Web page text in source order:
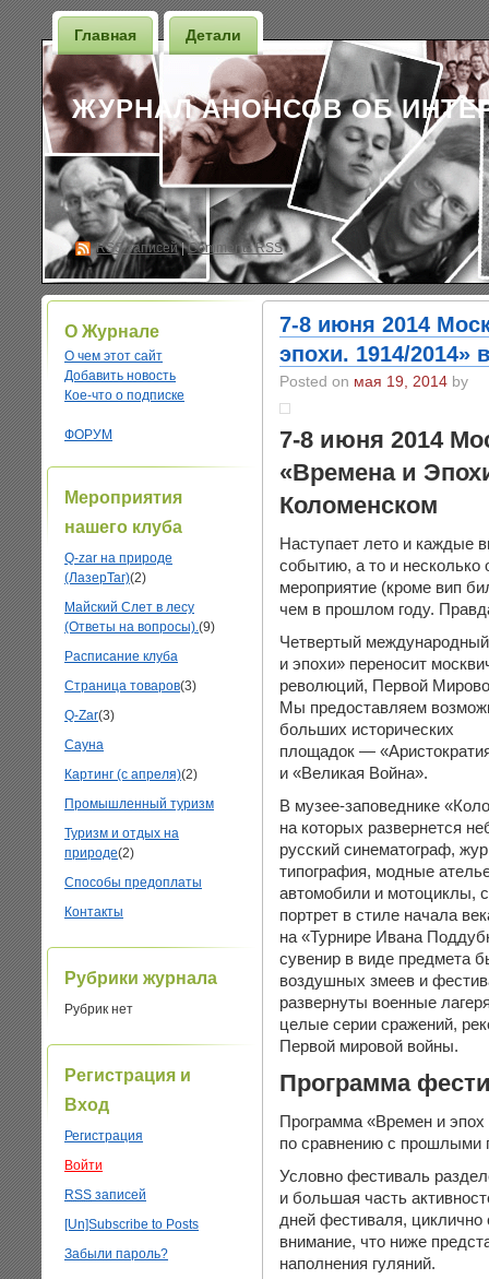
Главная Детали
ЖУРНАЛ АНОНСОВ ОБ
RSSзаписей|Comments RSS
О Журнале
О чем этот сайт
Добавить новость
Кое-что о подписке
ФОРУМ
Мероприятия
нашего клуба
Q-zar на природе
(ЛазерТаг)(2)
Майский Слет в лесу
(Ответы на вопросы).(9)
Расписание клуба
Страница товаров(3)
Q-Zar(3)
Сауна
Картинг (с апреля)(2)
Промышленный туризм
Туризм и отдых на
природе(2)
Способы предоплаты
Контакты
Рубрики журнала
Рубрик нет
Регистрация и
Вход
Регистрация
Войти
RSS записей
[Un]Subscribe to Posts
Забыли пароль?
7-8 июня 2014
эпохи. 1914/2014»
Posted on мая 19, 2014 by
7-8 июня 2014
«Времена и
Коломенском
Наступает лето и каждые
событию, а то и несколько
мероприятие (кроме вип
чем в прошлом году.
Четвертый
и эпохи» переносит
революций, Первой
Мы предоставляем
больших исторических
площадок —
и «Великая Война».
В музее-заповеднике
на которых развернется
русский синематограф,
типография, модные
автомобили и мотоциклы,
портрет в стиле начала
на «Турнире Ивана
сувенир в виде предмета
воздушных змеев и
развернуты военные
целые серии сражений,
Первой мировой войны.
Программа
Программа «Времен и эпох
по сравнению с прошлыми
Условно фестиваль
и большая часть
дней фестиваля,
внимание, что ниже
наполнения гуляний.